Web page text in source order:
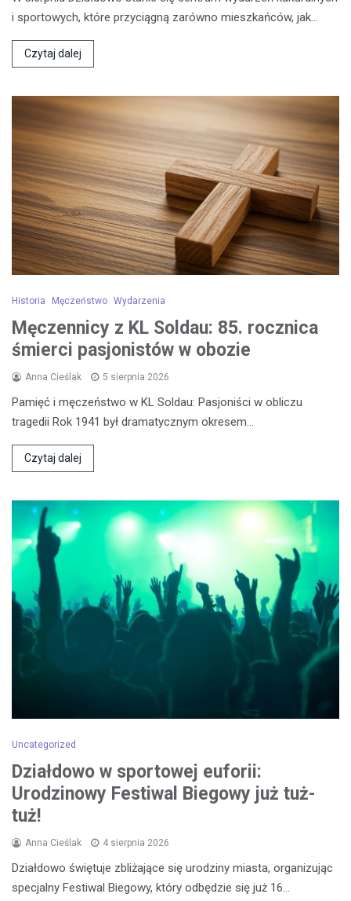
i sportowych, które przyciągną zarówno mieszkańców, jak…
Czytaj dalej
Historia Męczeństwo Wydarzenia
Męczennicy z KL Soldau: 85. rocznica
śmierci pasjonistów w obozie
Anna Cieślak 5 sierpnia 2026
Pamięć i męczeństwo w KL Soldau: Pasjoniści w obliczu
tragedii Rok 1941 był dramatycznym okresem…
Czytaj dalej
Uncategorized
Działdowo w sportowej euforii:
Urodzinowy Festiwal Biegowy już tuż-
tuż!
Anna Cieślak 4 sierpnia 2026
Działdowo świętuje zbliżające się urodziny miasta, organizując
specjalny Festiwal Biegowy, który odbędzie się już 16…